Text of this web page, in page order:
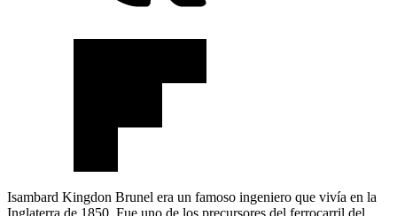
Isambard Kingdon Brunel era un famoso ingeniero que vivía en la
Inglaterra de 1850. Fue uno de los precursores del ferrocarril del